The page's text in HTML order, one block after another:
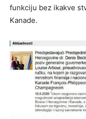
funkciju bez ikakve
Kanade.